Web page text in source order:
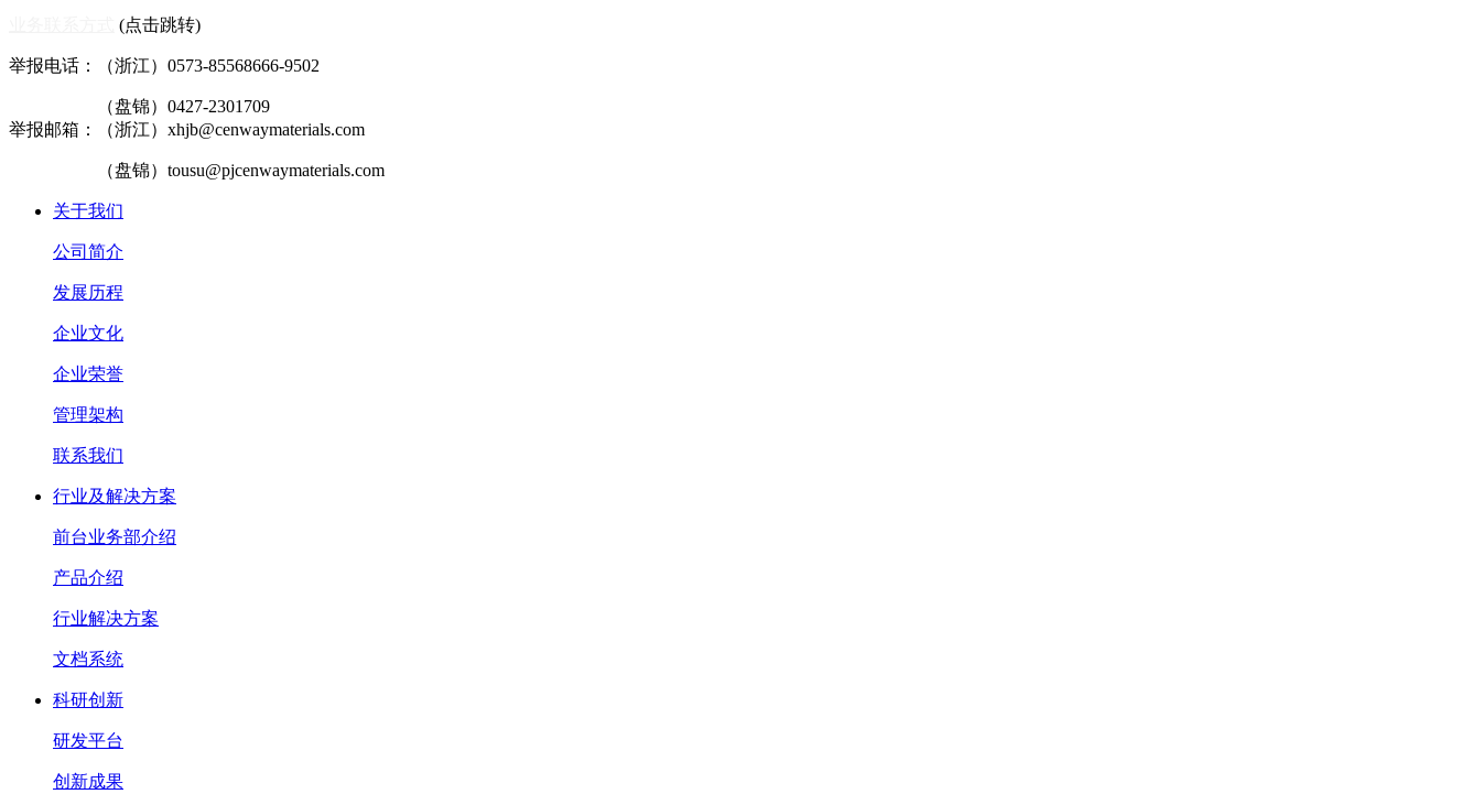
(点击跳转)
举报电话：（浙江）0573-85568666-9502
（盘锦）0427-2301709
举报邮箱：（浙江）xhjb@cenwaymaterials.com
（盘锦）tousu@pjcenwaymaterials.com
关于我们
公司简介
发展历程
企业文化
企业荣誉
管理架构
联系我们
行业及解决方案
前台业务部介绍
产品介绍
行业解决方案
文档系统
科研创新
研发平台
创新成果